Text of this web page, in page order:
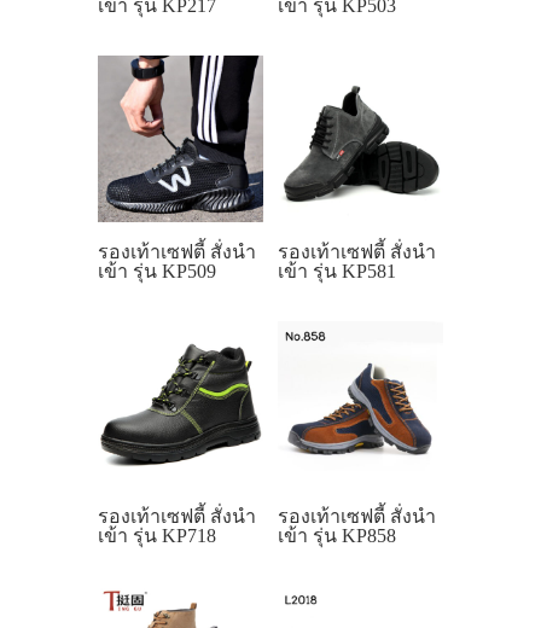
เข้า รุ่น KP217
เข้า รุ่น KP503
รองเท้าเซฟตี้ สั่งนำ
เข้า รุ่น KP509
รองเท้าเซฟตี้ สั่งนำ
เข้า รุ่น KP581
รองเท้าเซฟตี้ สั่งนำ
เข้า รุ่น KP718
รองเท้าเซฟตี้ สั่งนำ
เข้า รุ่น KP858